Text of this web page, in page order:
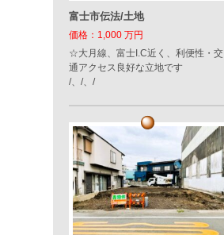
富士市伝法/土地
価格：1,000 万円
☆大月線、富士I.C近く、利便性・交
通アクセス良好な立地です
/、/、/